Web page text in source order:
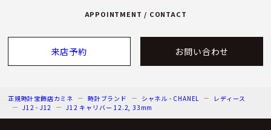
APPOINTMENT / CONTACT
来店予約 お問い合わせ
正規時計宝飾店カミネ 時計ブランド シャネル - CHANEL
レディース
J12 - J12
J12 キャリバー 12.2, 33mm